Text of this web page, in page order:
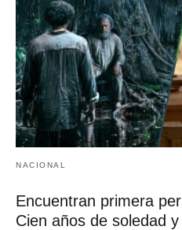
NACIONAL
Encuentran primera
Cien años de soledad